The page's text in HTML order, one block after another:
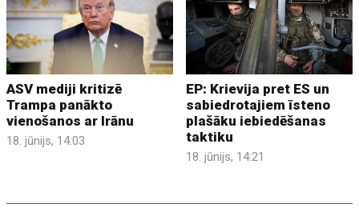
ASV mediji kritizē
Trampa panākto
vienošanos ar Irānu
18. jūnijs, 14:03
EP: Krievija pret ES un
sabiedrotajiem īsteno
plašāku iebiedēšanas
taktiku
18. jūnijs, 14:21